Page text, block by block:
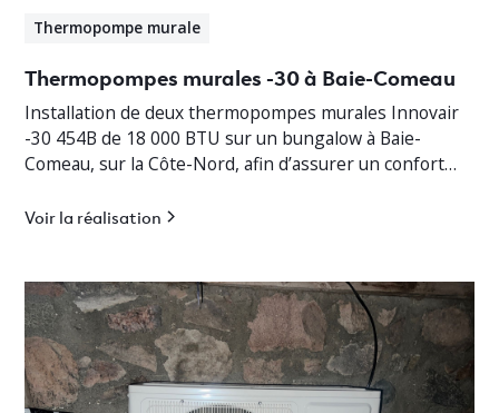
Thermopompe murale
Thermopompes murales -30 à Baie-Comeau
Installation de deux thermopompes murales Innovair
-30 454B de 18 000 BTU sur un bungalow à Baie-
Comeau, sur la Côte-Nord, afin d’assurer un confort
Voir la réalisation